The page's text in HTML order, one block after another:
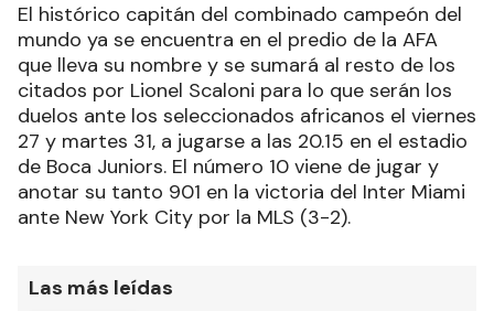
El histórico capitán del combinado campeón del
mundo ya se encuentra en el predio de la AFA
que lleva su nombre y se sumará al resto de los
citados por Lionel Scaloni para lo que serán los
duelos ante los seleccionados africanos el viernes
27 y martes 31, a jugarse a las 20.15 en el estadio
de Boca Juniors. El número 10 viene de jugar y
anotar su tanto 901 en la victoria del Inter Miami
ante New York City por la MLS (3-2).
Las más leídas